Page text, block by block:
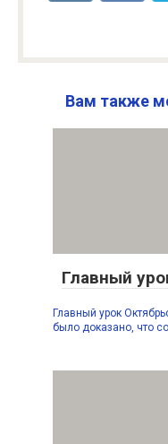
Вам также
Главный
Главный урок
было доказано, что